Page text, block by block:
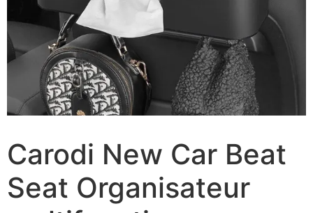
Carodi New Car Beat
Seat Organisateur